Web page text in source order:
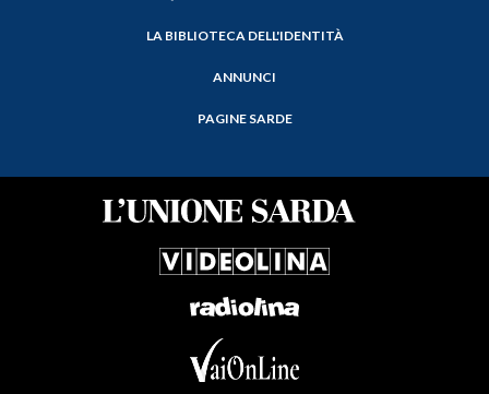
LA BIBLIOTECA DELL'IDENTITÀ
ANNUNCI
PAGINE SARDE